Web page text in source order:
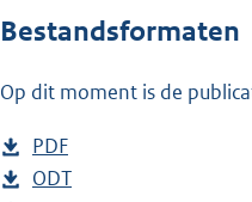
Bestandsformaten
Op dit moment is de
D
o
PDF
e
D
ODT